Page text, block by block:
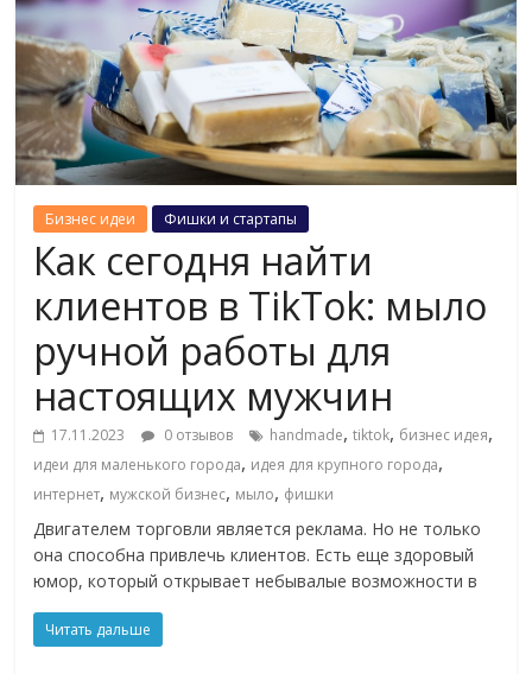
Бизнес идеи Фишки и стартапы
Как сегодня найти
клиентов в TikTok: мыло
ручной работы для
настоящих мужчин
17.11.2023 0 отзывов handmade,tiktok, бизнес идея,
идеи для маленького города, идея для крупного города,
интернет, мужской бизнес, мыло, фишки
Двигателем торговли является реклама. Но не только
она способна привлечь клиентов. Есть еще здоровый
юмор, который открывает небывалые возможности в
Читать дальше